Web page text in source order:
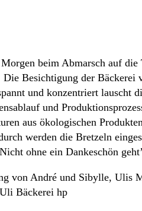
beim Abmarsch auf
Besichtigung der
und konzentriert lauscht
und
aus ökologischen
werden die Bretzeln
ohne ein Dankeschön
von André und Sibylle, Ulis